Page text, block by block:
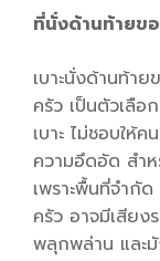
ที่นั่งด้านท้ายข
เบาะนั่งด้านท้า
ครัว เป็นตัวเลือ
เบาะ ไม่ชอบให้ค
ความอึดอัด สำห
เพราะพื้นที่จำกั
ครัว อาจมีเสีย
พลุกพล่าน และมั